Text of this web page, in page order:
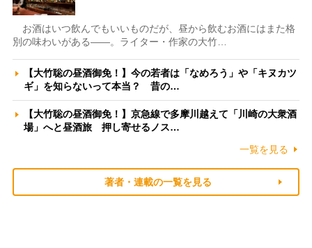
お酒はいつ飲んでもいいものだが、昼から飲むお酒にはまた格
別の味わいがある――。ライター・作家の大竹…
【大竹聡の昼酒御免！】今の若者は「なめろう」や「キヌカツ
ギ」を知らないって本当？ 昔の…
【大竹聡の昼酒御免！】京急線で多摩川越えて「川崎の大衆酒
場」へと昼酒旅 押し寄せるノス…
一覧を見る
著者・連載の一覧を見る